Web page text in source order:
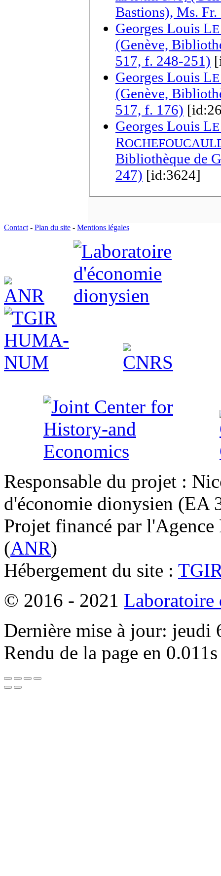
Bastions), Ms.
Georges Louis LE
(Genève,
517, f. 248-251)
Georges Louis LE
(Genève,
517, f. 176)
Georges Louis LE
R
Bibliothèque de
247) [id:3624]
Contact - Plan du site - Mentions légales
Responsable du projet :
d'économie dionysien
Projet financé par l'Agence
(ANR)
Hébergement du site :
© 2016 - 2021 Laboratoire
Dernière mise à jour:
Rendu de la page en 0.011s